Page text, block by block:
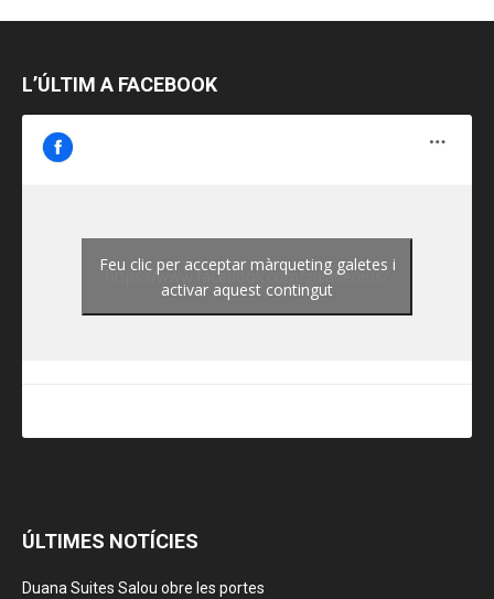
L’ÚLTIM A FACEBOOK
https://www.facebook.com/guiadereus/
Feu clic per acceptar màrqueting galetes i
activar aquest contingut
ÚLTIMES NOTÍCIES
Duana Suites Salou obre les portes